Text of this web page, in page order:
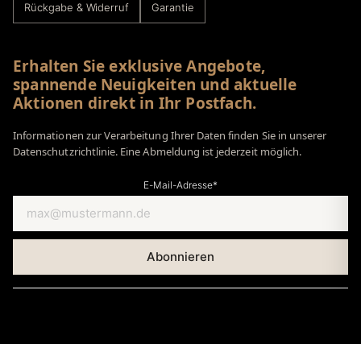
Rückgabe & Widerruf Garantie
Erhalten Sie exklusive Angebote,
spannende Neuigkeiten und aktuelle
Aktionen direkt in Ihr Postfach.
Informationen zur Verarbeitung Ihrer Daten finden Sie in unserer
Datenschutzrichtlinie. Eine Abmeldung ist jederzeit möglich.
E-Mail-Adresse*